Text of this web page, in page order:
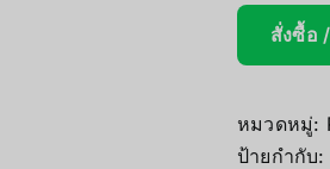
สั่งซื้อ
หมวดหมู่:
ป้ายกำกับ: